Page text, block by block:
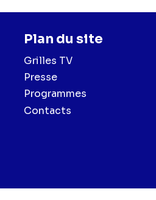
Plan du site
Grilles TV
Presse
Programmes
Contacts